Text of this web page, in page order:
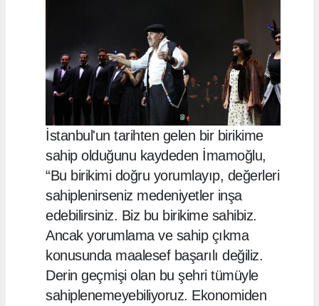
İstanbul'un tarihten gelen bir birikime
sahip olduğunu kaydeden İmamoğlu,
“Bu birikimi doğru yorumlayıp, değerleri
sahiplenirseniz medeniyetler inşa
edebilirsiniz. Biz bu birikime sahibiz.
Ancak yorumlama ve sahip çıkma
konusunda maalesef başarılı değiliz.
Derin geçmişi olan bu şehri tümüyle
sahiplenemeyebiliyoruz. Ekonomiden